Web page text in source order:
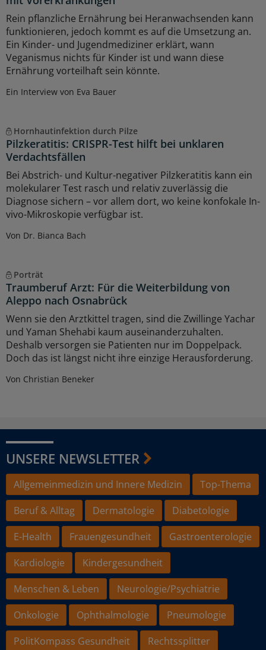
Rein pflanzliche Ernährung bei Heranwachsenden kann
funktionieren, jedoch kommt es auf die Umsetzung an.
Ein Kinder- und Jugendmediziner erklärt, wann
Veganismus nichts für Kinder ist und wann diese
Ernährung vorteilhaft sein könnte.
Ein Interview von Eva Bauer
Hornhautinfektion durch Pilze
Pilzkeratitis: CRISPR-Test hilft bei unklaren
Verdachtsfällen
Bei Abstrich- und Kultur-negativer Pilzkeratitis kann ein
molekularer Test rasch und relativ zuverlässig die
Diagnose sichern – vor allem dort, wo keine konfokale In-
vivo-Mikroskopie verfügbar ist.
Von Dr. Bianca Bach
Porträt
Traumberuf Arzt: Für die Weiterbildung von
Aleppo nach Osnabrück
Wenn sie den Arztkittel tragen, sind die Zwillinge Yachar
und Yaman Shehabi kaum auseinanderzuhalten.
Deshalb versorgen sie Patienten nur im Doppelpack.
Doch das ist längst nicht ihre einzige Herausforderung.
Von Christian Beneker
UNSERE NEWSLETTER
Allgemeinmedizin und Innere Medizin
Top-Thema
Beruf & Alltag
Dermatologie
Diabetologie
E-Health
Frauengesundheit
Gastroenterologie
Kardiologie
Kindergesundheit
Menschen & Leben
Neurologie/Psychiatrie
Onkologie
Ophthalmologie
Pneumologie
PolitKompass Gesundheit
Rechtssplitter